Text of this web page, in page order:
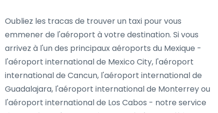
Oubliez les tracas de trouver un taxi pour vous
emmener de l'aéroport à votre destination. Si vous
arrivez à l'un des principaux aéroports du Mexique -
l'aéroport international de Mexico City, l'aéroport
international de Cancun, l'aéroport international de
Guadalajara, l'aéroport international de Monterrey ou
l'aéroport international de Los Cabos - notre service